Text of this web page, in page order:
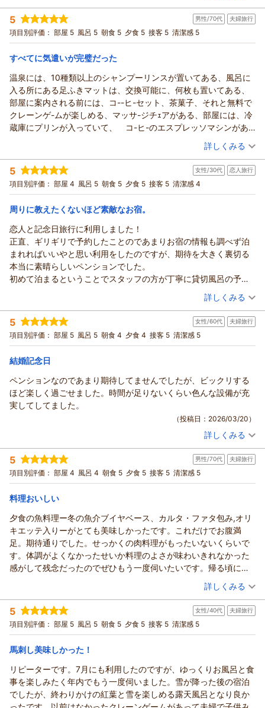
よう、設備や空間づくりに力を入れておりますので、「プチホ
テルのよう」と感じていただけたことは大きな励みになりま
す。ジャグジー付きのお部屋やプロジェクターでの大画面鑑
賞、さらに死海風呂まで存分にお楽しみいただけたご様子で何
よりです。お食事につきましても、夕食・朝食ともにご満足い
す。「リピーターが多いのも納得」とのお言葉は、私たちにと
って本当に嬉しい最高のお褒めです。これからも初めてのお客
様にも、何度お越しいただくお客様にも「また来たい」と思っ
ていただける宿を目指してまいります。ぜひまたゆっくりと癒
しの時間を過ごしにいらしてください。スタッフ一同、再びお
会いできます日を心よりお待ちしております。ありがとうござ
（返信日：2026/05/10）
ご主人いわく湯量が少ないので正直、温泉とはいえないと言って
いましたがちゃんと温泉です。
良く温まりますし帰りにはお肌がツルツルしてました。
ィーにはフェイスマスクも置いてあり感動しました。
皆さんの口コミどおりお食事が大変素晴らしく、量も質も共に大
変満足出来ました。
帰りの際には道中お飲み下さいと、お～いお茶をくださり最後ま
でおもてなし感が満載でした。
お陰様でとても良い旅になりました。
宿泊時期： 2026年04月宿泊 (夫婦旅行)
投稿者： 睡蓮さん
宿泊プラン： 【 ふくしまDC×じゃらん限定】 春のいなわしろ満喫！周遊割
引or 特典付≪4月～6月≫
ツイン 朝・夕
宿泊価格帯： 18,001～19,000円(大人一人あたり/税込)
ヒーリングイン ホワイトペンションからの返信
★ 睡蓮様
この度はご宿泊いただき、また心温まるご感想をお寄せいただ
き誠にありがとうございます。館内の細やかなサービスや貸切
風呂のご利用、シャンプーバーなどをお楽しみいただけたご様
子、大変嬉しく拝見いたしました。お部屋のジャグジーでもゆ
っくりと温泉時間をお過ごしいただけたとのこと、何よりでご
ざいます。また、温泉につきましても率直なお話に触れていた
だきながら、実際に温まりやお肌の変化をご実感いただけたこ
と、大変嬉しく思っております。設備やアメニティについても
ご満足いただけたようで安心いたしました。お食事に関しまし
の励みになります。最後のお見送りまでおもてなしを感じてい
ただけたことは、私どもにとって何よりの喜びです。これから
もご滞在のひとときがより心地よいものとなるよう努めてまい
りますので、ぜひまた季節を変えてお越しくださいませ。再び
お会いできます日を心よりお待ちしております。
5 男性/70代 夫婦旅行
項目別評価： 部屋 5 風呂 5 朝食 5 夕食 5 接客 5 清潔感 5
すべてに気遣いが完璧だった
温泉には、10種類以上のシャンプーリンスが置いてある、風呂に
入る所にある足ふきマットは、交換可能に、何枚も置いてある、
部屋に案内される前には、コ--ヒ-セット、茶菓子、それと無料で
クレーンゲ-ムが楽しめる、マッサ-ジチｪアがある、部屋には、冷
蔵庫にプリンが入っていて、 コ-ヒ-のエスプレッソマシンがあ
り、濡れたタオルを乾かす電気タオル掛けが、設置され、至ると
ころに色々なおもてなしの気遣いがあって最高でした。
（投稿日：2026/04/15）
宿泊時期： 2026年04月宿泊 (夫婦旅行)
投稿者： らんたのパパさん
宿泊プラン： 不思議な浮遊体験！死海風呂&無料貸切風呂！バーニャカウダ
と伊フルコース基本プラン♪
ツイン 朝・夕
宿泊価格帯： 18,001～19,000円(大人一人あたり/税込)
ヒーリングイン ホワイトペンションからの返信
★らんたのパパ様
この度はご宿泊いただき、また心温まるクチコミをお寄せいた
だき誠にありがとうございます。各お風呂のシャンプーバーや
交換用の足ふきマット、ウェルカムのコーヒーセットやお菓
子、無料でお楽しみいただけるクレーンゲームやマッサージチ
ェアなど、さまざまなおもてなしをお喜びいただけたご様子
に、大変嬉しく思っております。また、お部屋のプリンや別館
のお部屋のエスプレッソマシン、電気タオル掛けといった細か
な設備にも目を向けていただき、私どものこだわりが伝わった
ことを何より嬉しく思っております。「至るところに気遣いが
みでございます。これからも、お客様に快適で楽しいひととき
をお過ごしいただけるよう、さらに工夫とおもてなしの向上に
努めてまいります。ぜひまた季節を変えてお越しくださいま
せ。心よりお待ちしております。ありがとうございました。
（返信日：2026/04/16）
詳しくみる
5 女性/30代 恋人旅行
項目別評価： 部屋 4 風呂 5 朝食 5 夕食 5 接客 5 清潔感 4
周りに教えたくないほど素敵なお宿。
恋人と記念日旅行に利用しました！
正直、ギリギリで予約したことのであまりお宿の情報も調べず泊
まれればいいやと思い利用をしたのですが、期待を大きく裏切る
本当に素晴らしいペンションでした。
初めて泊まるということでスタッフの方が丁寧に貸切風呂の予約
の方法や仕組み、場所などをおしえてくださり、ヒーリングルー
ムのミニクレーンゲームやおもてなしのデザートなどについても
知らなかったのですごい！盛りだくさんだ！と感じました！
お部屋も清潔感あり、露天風呂付きのお部屋で美肌の湯というこ
とで堪能させてもらいました。岩盤浴利用もさせてもらい、ほん
夕食のコースディナーが本当にすごくて！
前菜の多さ、地元のお野菜の甘さや美味しさがぎゅっと詰まって
いました！バーニャカウダが美味しくて美味しくてソースの販売
をして欲しいです。
特殊なフィルムで包まれたお魚料理。作り方やパスタ、スープの
記念日プランを利用させてもらい、シャンパンフルボトルとケー
キ、イチボ肉をいただき、お肉が本当にジュワジュワ美味しく柔
らかく感動いたしました。
本当に素敵な記念日となり、思い出となりました。ありがとうご
ざいました。また利用したいと思います。
（投稿日：2026/04/10）
宿泊時期： 2026年04月宿泊 (恋人旅行)
投稿者： すぐさん
宿泊プラン： 【じゃらんのお得な10日間】５％ＯＦＦ ＊3月限定＊【５大
特典】プレミアム＆ラグジュアリープラン
ダブル 朝・夕
宿泊価格帯：
ヒーリングイン ホワイトペンションからの返信
★すぐ様
このたびは大切な記念日のご旅行に当館をご利用いただき、誠
にありがとうございました。また、心温まるご感想をお寄せい
ただき、重ねて御礼申し上げます。ご予約時にはあまり事前に
お調べにならずとのことでしたが、良い意味でご期待を裏切る
ご滞在となりましたこと、大変嬉しく思います。初めてのご利
用でも安心してお過ごしいただけるよう、貸切風呂のご案内や
館内設備のご説明には特に心を配っておりますので、その点を
お喜びいただけたことは何よりでございます。ヒーリングルー
みいただけたご様子で、「盛りだくさん」と感じていただけた
こと、何よりです。お部屋の露天風呂や美肌の湯、岩盤浴もご
満喫いただき、お肌の変化までご実感いただけたとのこと、私
どもも思わず笑顔になりました。また、夕食のコースディナー
につきましても、前菜から地元野菜、バーニャカウダまで細や
かにご評価いただきありがとうございます。ソースの販売につ
タファタ包みのお魚料理やお料理のご説明も、お食事のひとと
きをより楽しいものにできておりましたら幸いです。記念日プ
ランのシャンパンやケーキ、イチボ肉もご満足いただけたとの
こと、「また食べたい」とのお言葉は料理人にとって何よりの
りましたこと、心より嬉しく思っております。ぜひまた季節を
変えて、お二人でゆっくとした時間を過ごしにいらしてくださ
い。またお会いできます日を、心よりお待ち申し上げておりま
詳しくみる
5 女性/60代 夫婦旅行
項目別評価： 部屋 5 風呂 5 朝食 4 夕食 4 接客 5 清潔感 5
結婚記念日
ペンションなのであまり期待してませんでしたが、ビックリする
ほど楽しく過ごせました。時間が足りないくらい色んな設備が充
実してしてました。
（投稿日：2026/03/20）
投稿者： ケイさん(女性/60代)
宿泊プラン： 【極上の会津旅】 会津を堪能♪ 地酒＋馬刺し 追加プラン♪
〈ふくしまの酒〉
ツイン 朝・夕
宿泊価格帯： 20,001～21,000円(大人一人あたり/税込)
★ケイ様
この度はご宿泊いただきまして誠にありがとうございました。
「ペンションなのであまり期待していませんでしたが」とのお
言葉から、
良い意味でご期待を上回るご滞在となりましたこと、大変嬉し
思っております。館内の設備につきましてもご満足いただき、
「時間が足りないくらい」と感じていただけた事、少しでもご
滞在中に
楽しい時間をお過ごし頂けるよう、これからも工夫を重ねてま
いります。
が
申し訳ございません。当館では朝食、夕食共に洋食のみになり
ます。
詳しくみる
5 男性/70代 夫婦旅行
項目別評価： 部屋 4 風呂 4 朝食 5 夕食 5 接客 5 清潔感 5
料理おいしい
夕食の魚料理ー冬の魚介ブイヤベース、カルタ・ファタ包み,オリ
キエッテ入りーがとても美味しかったです。これだけでお腹満
足。期待通りでした。せっかくの肉料理がもったいないくらいで
す。体調がよくなかったせいか料理のよさが味わいきれなかった
感がして残念だったのでぜひもう一度伺いたいです。帰る頃に最
悪体調不良になり大変ご迷惑をおかけしました。ごめんなさい。
（投稿日：2026/02/10）
宿泊時期： 2026年02月宿泊 (夫婦旅行)
投稿者： おささん
宿泊プラン： 不思議な浮遊体験！死海風呂&無料貸切風呂！バーニャカウダ
と伊フルコース基本プラン♪
ツイン 朝・夕
宿泊価格帯： 13,001～14,000円(大人一人あたり/税込)
ヒーリングイン ホワイトペンションからの返信
★おさ様
この度は数あるお宿の中から当館をご利用いただき、そして心
詳しくみる
5 女性/40代 夫婦旅行
項目別評価： 部屋 5 風呂 5 朝食 5 夕食 5 接客 5 清潔感 5
馬刺し美味しかった！
リピーターです。7月にも利用したのですが、ゆっくりお風呂と食
事を楽しみたく年内でもう一度伺いました。雪が降った後の宿泊
でしたが、終わりかけの紅葉と雪を楽しめる露天風呂となり良か